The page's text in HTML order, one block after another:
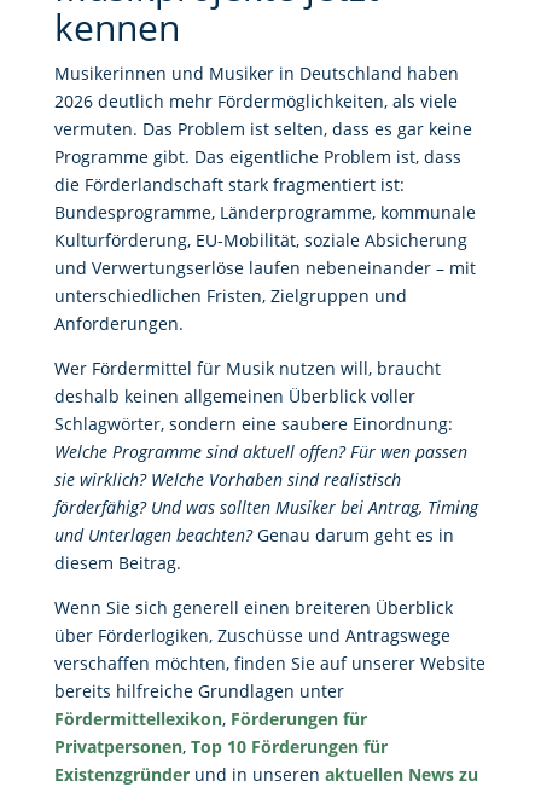
kennen
Musikerinnen und Musiker in Deutschland haben
2026 deutlich mehr Fördermöglichkeiten, als viele
vermuten. Das Problem ist selten, dass es gar keine
Programme gibt. Das eigentliche Problem ist, dass
die Förderlandschaft stark fragmentiert ist:
Bundesprogramme, Länderprogramme, kommunale
Kulturförderung, EU-Mobilität, soziale Absicherung
und Verwertungserlöse laufen nebeneinander – mit
unterschiedlichen Fristen, Zielgruppen und
Anforderungen.
Wer Fördermittel für Musik nutzen will, braucht
deshalb keinen allgemeinen Überblick voller
Schlagwörter, sondern eine saubere Einordnung:
Welche Programme sind aktuell offen? Für wen passen
sie wirklich? Welche Vorhaben sind realistisch
förderfähig? Und was sollten Musiker bei Antrag, Timing
und Unterlagen beachten?Genau darum geht es in
diesem Beitrag.
Wenn Sie sich generell einen breiteren Überblick
über Förderlogiken, Zuschüsse und Antragswege
verschaffen möchten, finden Sie auf unserer Website
bereits hilfreiche Grundlagen unter
Fördermittellexikon, Förderungen für
Privatpersonen, Top 10 Förderungen für
Existenzgründerund in unseren aktuellen News zu